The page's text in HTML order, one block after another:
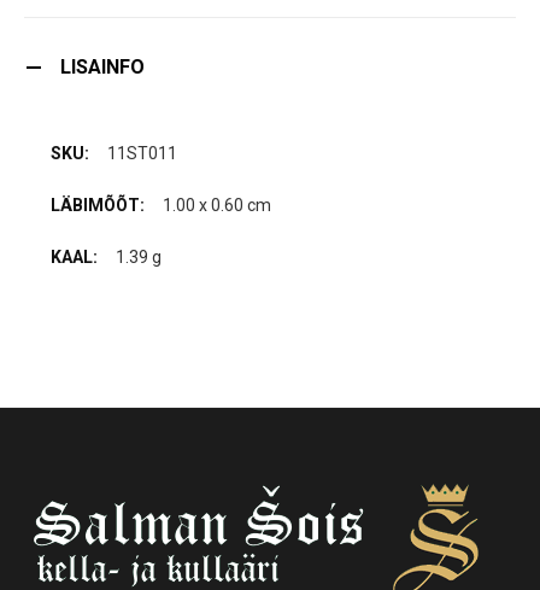
LISAINFO
11ST011
1.00 x 0.60 cm
1.39 g